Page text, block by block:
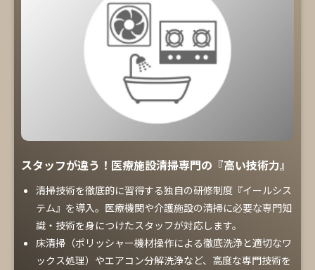
スタッフが違う！医療施設清掃専門の『高い技術力』
清掃技術を徹底的に習得する独自の研修制度『イールシス
テム』を導入。医療機関や介護施設の清掃に必要な専門知
識・技術を身につけたスタッフが対応します。
床清掃（ポリッシャー機材操作による徹底洗浄と適切なワ
ックス処理）やエアコン分解洗浄など、高度な専門技術を